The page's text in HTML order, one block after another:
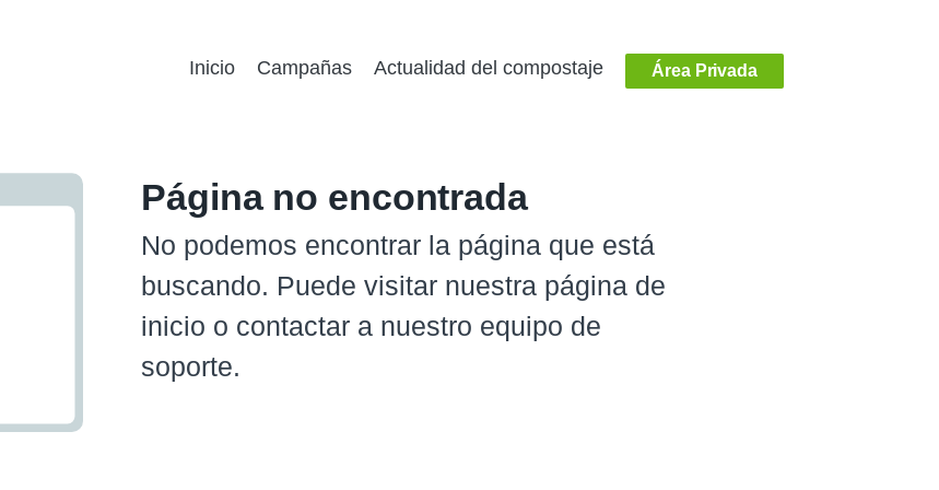
Inicio Campañas Actualidad del compostaje Área Privada
Página no encontrada
No podemos encontrar la página que está
buscando. Puede visitar nuestra página de
inicio o contactar a nuestro equipo de
soporte.